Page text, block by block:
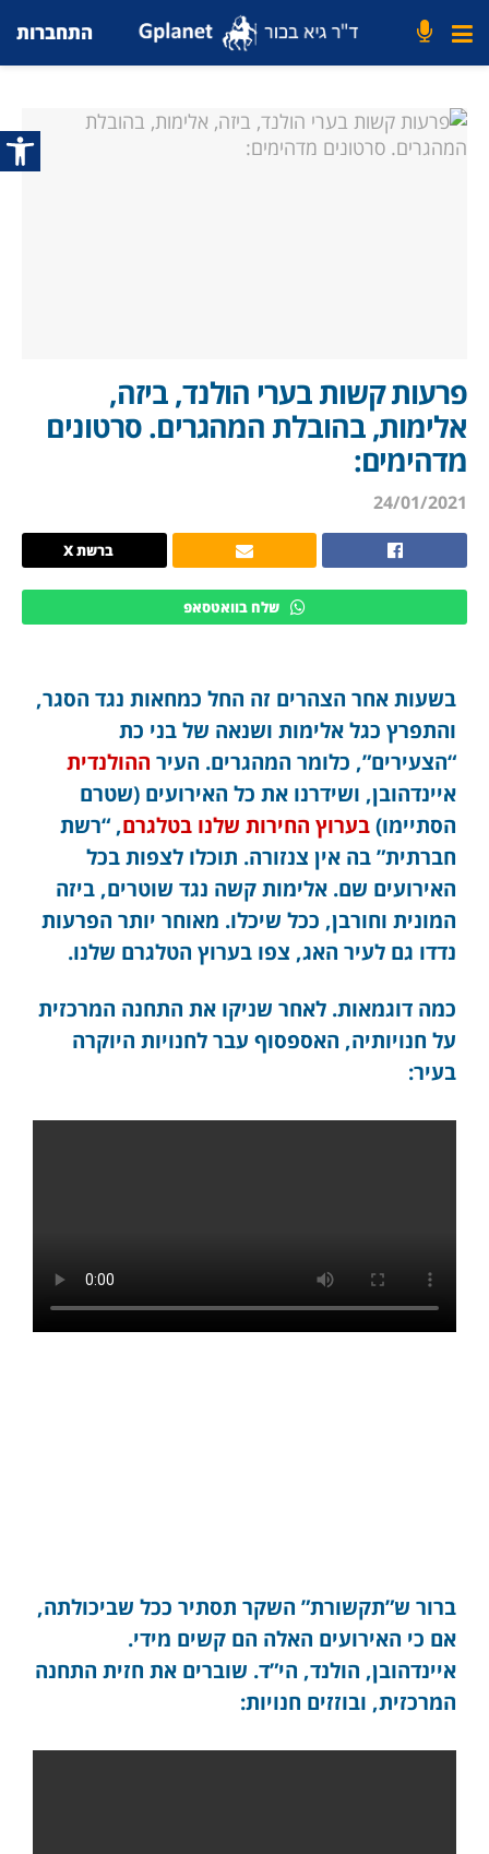
פתח
התחברות
פרעות קשות בערי הולנד, ביזה,
אלימות, בהובלת המהגרים. סרטונים
מדהימים:
24/01/2021
ברשת X
שלח בוואטסאפ
בשעות אחר הצהרים זה החל כמחאות נגד הסגר,
והתפרץ כגל אלימות ושנאה של בני כת
“הצעירים”, כלומר המהגרים. העיר ההולנדית
איינדהובן, ושידרנו את כל האירועים (שטרם
הסתיימו) בערוץ החירות שלנו בטלגרם, “רשת
חברתית” בה אין צנזורה. תוכלו לצפות בכל
האירועים שם. אלימות קשה נגד שוטרים, ביזה
המונית וחורבן, ככל שיכלו. מאוחר יותר הפרעות
נדדו גם לעיר האג, צפו בערוץ הטלגרם שלנו.
כמה דוגמאות. לאחר שניקו את התחנה המרכזית
על חנויותיה, האספסוף עבר לחנויות היוקרה
בעיר:
ברור ש”תקשורת” השקר תסתיר ככל שביכולתה,
אם כי האירועים האלה הם קשים מידי.
איינדהובן, הולנד, הי”ד. שוברים את חזית התחנה
המרכזית, ובוזזים חנויות: